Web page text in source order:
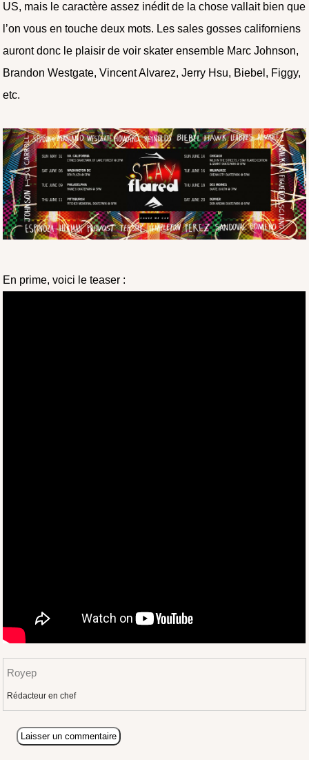
US, mais le caractère assez inédit de la chose vallait bien que
l’on vous en touche deux mots. Les sales gosses californiens
auront donc le plaisir de voir skater ensemble Marc Johnson,
Brandon Westgate, Vincent Alvarez, Jerry Hsu, Biebel, Figgy,
etc.
En prime, voici le teaser :
Royep
Rédacteur en chef